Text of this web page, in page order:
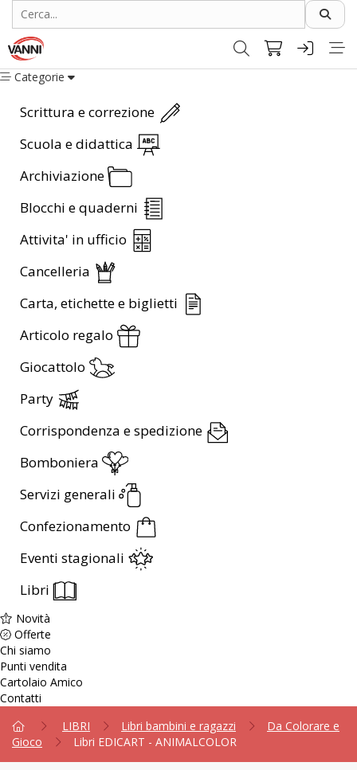
Categorie
Scrittura e correzione
Scuola e didattica
Archiviazione
Blocchi e quaderni
Attivita' in ufficio
Cancelleria
Carta, etichette e biglietti
Articolo regalo
Giocattolo
Party
Corrispondenza e spedizione
Bomboniera
Servizi generali
Confezionamento
Eventi stagionali
Libri
Novità
Offerte
Chi siamo
Punti vendita
Cartolaio Amico
Contatti
LIBRI
Libri bambini e ragazzi
Da Colorare e
Gioco
Libri EDICART - ANIMALCOLOR